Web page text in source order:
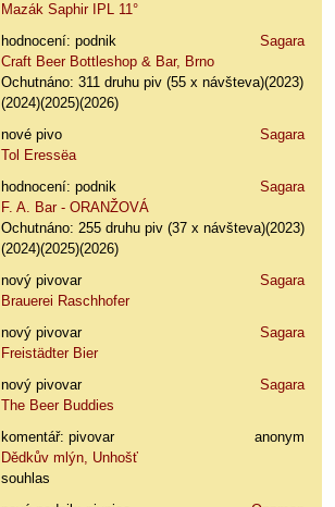
Mazák Saphir IPL 11°
hodnocení: podnik
Sagara
Craft Beer Bottleshop & Bar, Brno
Ochutnáno: 311 druhu piv (55 x návšteva)(2023)
(2024)(2025)(2026)
nové pivo
Sagara
Tol Eressëa
hodnocení: podnik
Sagara
F. A. Bar - ORANŽOVÁ
Ochutnáno: 255 druhu piv (37 x návšteva)(2023)
(2024)(2025)(2026)
nový pivovar
Sagara
Brauerei Raschhofer
nový pivovar
Sagara
Freistädter Bier
nový pivovar
Sagara
The Beer Buddies
komentář: pivovar
anonym
Dědkův mlýn, Unhošť
souhlas